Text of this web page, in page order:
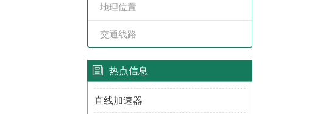
地理位置
交通线路
热点信息
直线加速器